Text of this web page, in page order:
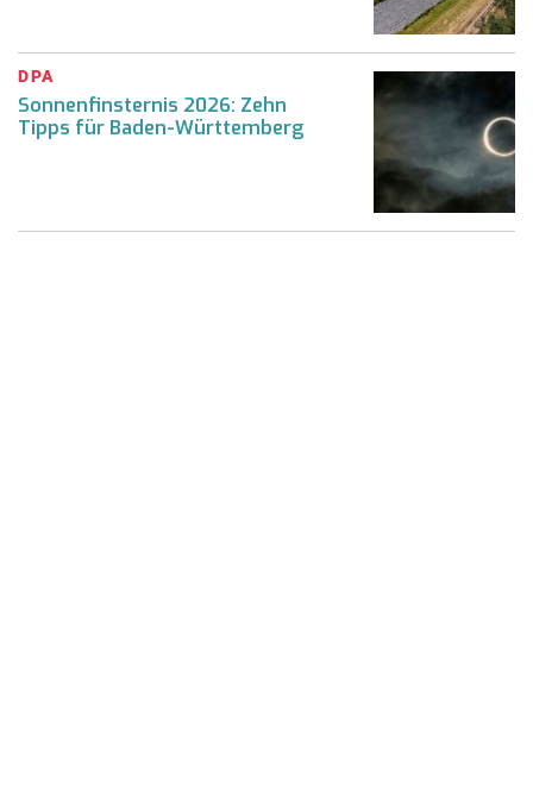
DPA
Sonnenfinsternis 2026: Zehn
Tipps für Baden-Württemberg